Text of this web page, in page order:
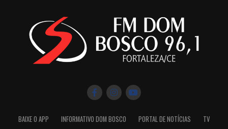
BAIXE O APP INFORMATIVO DOM BOSCO PORTAL DE NOTÍCIAS
TV